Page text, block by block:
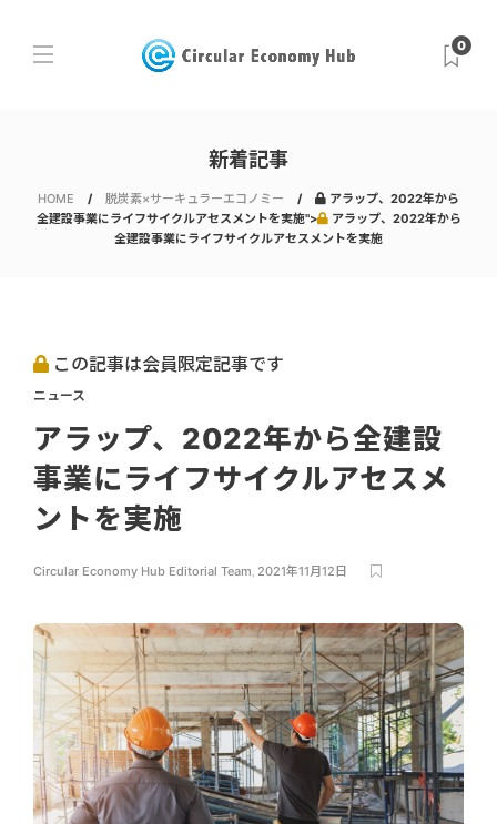
0
新着記事
HOME 脱炭素×サーキュラーエコノミー
アラップ、2022年から
全建設事業にライフサイクルアセスメントを実施">
アラップ、2022年から
全建設事業にライフサイクルアセスメントを実施
この記事は会員限定記事です
ニュース
アラップ、2022年から全建設
事業にライフサイクルアセスメ
ントを実施
Circular Economy Hub Editorial Team, 2021年11月12日